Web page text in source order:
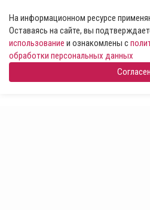
На информационном ресурсе
Оставаясь на сайте, вы
использование и ознакомлены с
обработки персональных данных
Согласен